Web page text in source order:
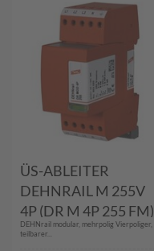
ÜS-ABLEITER
DEHNRAIL M 255V
4P (DR M 4P 255 FM)
DEHNrail modular, mehrpolig Vierpoliger,
teilbarer...